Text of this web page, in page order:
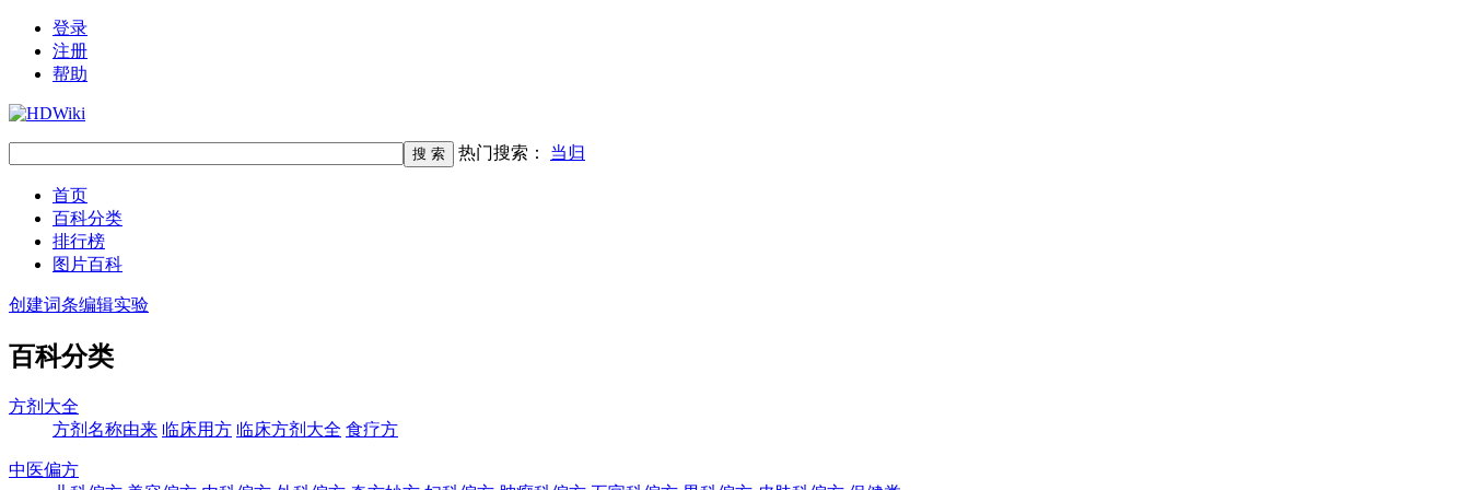
登录
注册
帮助
热门搜索： 当归
首页
百科分类
排行榜
图片百科
创建词条编辑实验
百科分类
方剂大全
方剂名称由来 临床用方 临床方剂大全 食疗方
中医偏方